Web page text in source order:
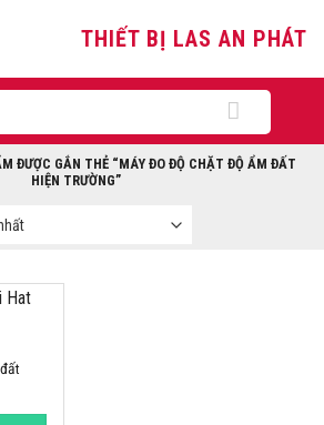
THIẾT BỊ LAS AN PHÁT
ĐƯỢC GẮN THẺ “MÁY ĐO ĐỘ CHẶT ĐỘ ẨM ĐẤT
HIỆN TRƯỜNG”